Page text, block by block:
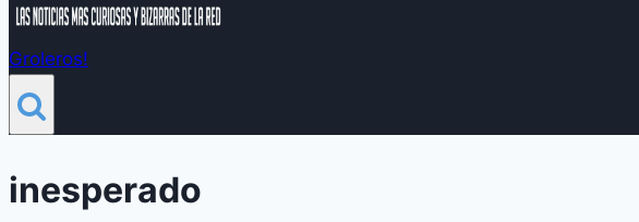
Groleros!
inesperado